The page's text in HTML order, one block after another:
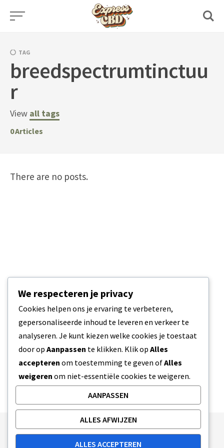
Skip
TAG
breedspectrumtinctuu
r
View all tags
0Articles
There are no posts.
Publishing Principles
Ethics Policy
We respecteren je privacy
Cookies helpen ons je ervaring te verbeteren,
gepersonaliseerde inhoud te leveren en verkeer te
analyseren. Je kunt kiezen welke cookies je toestaat
door op Aanpassen te klikken. Klik op Alles
accepteren om toestemming te geven ofAlles
weigeren om niet-essentiële cookies te weigeren.
AANPASSEN
ALLES AFWIJZEN
ALLES ACCEPTEREN